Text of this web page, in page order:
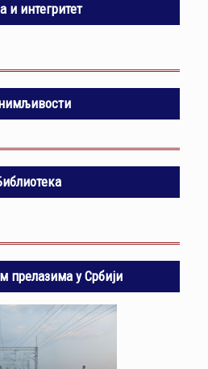
и интегритет
прелазима у Србији